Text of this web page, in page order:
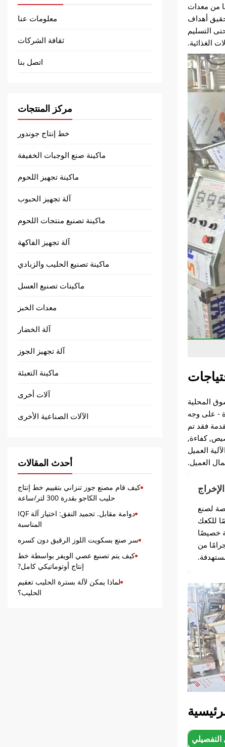
من معدات
أهداف
التسليم
الغذائية.
المحلية
- على وجه
فقد تم
في التخصيص, كفاءة,
العميل
العميل.
لصنع
للكعك
خصيصًا
الطلب المحلي على 15 جرامًا من
التفصيلي
معلومات عنا
ثقافة الشركات
اتصل بنا
مركز المنتجات
خط إنتاج جوندور
ماكينة صنع الوجبات الخفيفة
ماكينة تجهيز اللحوم
آلة تجهيز الحبوب
ماكينة تصنيع منتجات اللحوم
آلة تجهيز الفاكهة
ماكينة تصنيع الحليب والزبادي
ماكينات تصنيع العسل
معدات الخبز
آلة الخضار
آلة تجهيز الجوز
ماكينة التعبئة
آلات أخرى
الآلات الصناعية الأخرى
أحدث المقالات
كيف قام مصنع جوز تنزاني بتقييم خط إنتاج
حليب الكاجو بقدرة 300 لتر/ساعة
دوامة مقابل. تجميد النفق: اختيار آلة IQF
المناسبة
سر صنع بسكويت اللوز الرقيق دون كسره
كيف يتم تصنيع عصي الويفر بواسطة خط
إنتاج أوتوماتيكي كامل?
لماذا يمكن لآلة بسترة الحليب تعقيم
الحليب؟